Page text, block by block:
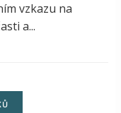
vzkazu na
a...